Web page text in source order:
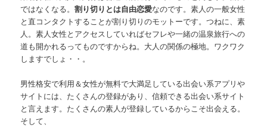
ではなくなる。割り切りとは自由恋愛なのです。素人の一般女性
と直コンタクトすることが割り切りのモットーです。つねに、素
人。素人女性とアクセスしていればセフレや一緒の温泉旅行への
道も開かれるってものですからね。大人の関係の極地。ワクワク
しますでしょ・・。
男性格安で利用＆女性が無料で大満足している出会い系アプリや
サイトには、たくさんの登録があり、信頼できる出会い系サイト
と言えます。たくさんの素人が登録しているからこそ出会える。
そして、